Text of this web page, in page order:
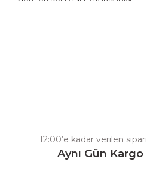
Ürün fiyatı diğer sitelerden daha
Bu ürüne benzer farklı alternatifler
12:00’e kadar verilen
Aynı Gün Kargo